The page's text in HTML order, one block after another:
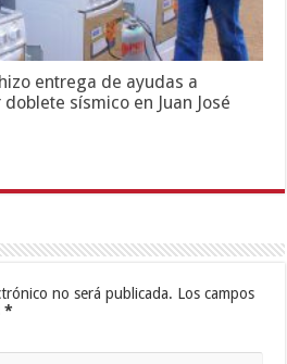
entrega de ayudas a
sísmico en Juan José
no será publicada. Los campos
*